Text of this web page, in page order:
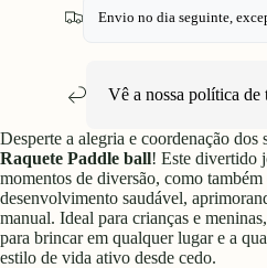
Envio no dia seguinte,
Vê a nossa política de
Desperte a alegria e coordenação dos
Raquete Paddle ball! Este divertido
momentos de diversão, como
desenvolvimento saudável,
manual. Ideal para crianças e
para brincar em qualquer lugar e a
estilo de vida ativo desde cedo.